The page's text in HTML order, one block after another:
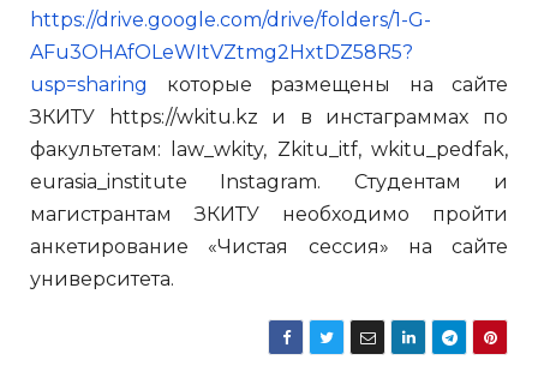
https://drive.google.com/drive/folders/1-G-
AFu3OHAfOLeWItVZtmg2HxtDZ58R5?
usp=sharing
которые размещены на сайте
ЗКИТУ https://wkitu.kz и в инстаграммах по
факультетам: law_wkity, Zkitu_itf, wkitu_pedfak,
eurasia_institute Instagram. Студентам и
магистрантам ЗКИТУ необходимо пройти
анкетирование «Чистая сессия» на сайте
университета.